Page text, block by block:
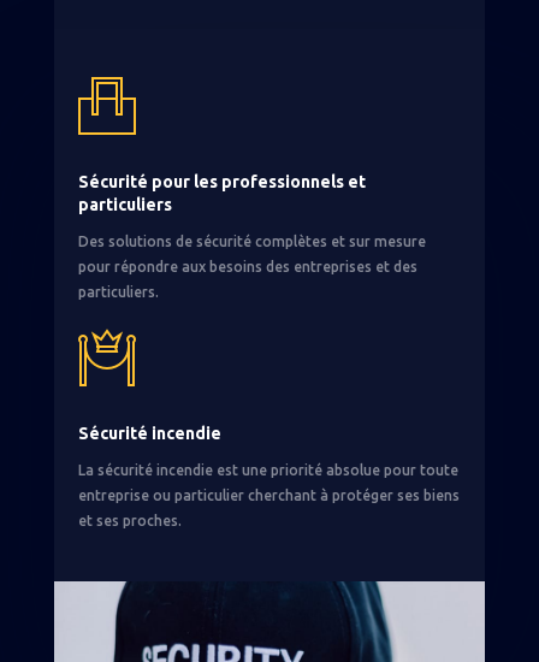
Sécurité pour les professionnels et
particuliers
Des solutions de sécurité complètes et sur mesure
pour répondre aux besoins des entreprises et des
particuliers.
Sécurité incendie
La sécurité incendie est une priorité absolue pour toute
entreprise ou particulier cherchant à protéger ses biens
et ses proches.